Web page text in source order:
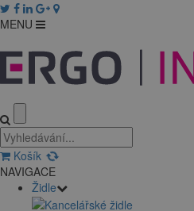
MENU
Košík
NAVIGACE
Židle